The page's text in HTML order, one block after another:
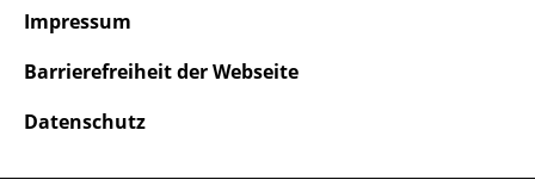
Impressum
Barrierefreiheit der Webseite
Datenschutz